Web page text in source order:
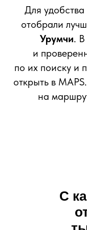
Для
отобрали
Урумчи. В
и
по их поиску и
открыть в
на
С